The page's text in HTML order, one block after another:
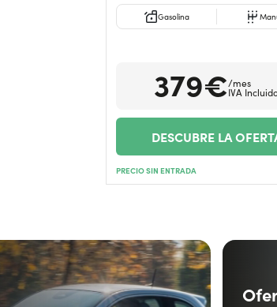
Gasolina
379€/mes
IVA
DESCUBRE LA
PRECIO SIN ENTRADA